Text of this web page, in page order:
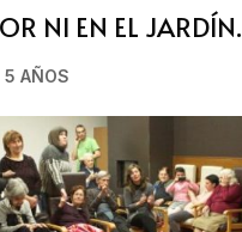
NI EN EL JARDÍN.
5 AÑOS